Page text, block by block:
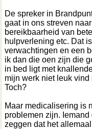
De spreker in
gaat in ons streven
bereikbaarheid van
hulpverlening etc. Dat
verwachtingen en een
ik dan die oen zijn die
in bed ligt met
mijn werk niet leuk
Toch?
Maar medicalisering is
problemen zijn.
zeggen dat het